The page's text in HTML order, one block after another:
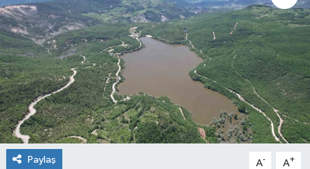
Paylaş A- A+
Teknoloji
Tokat Haberleri
Yaşam